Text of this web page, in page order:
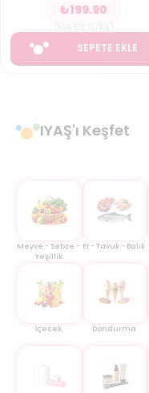
₺199.90
SEPETE EKLE
IYAŞ'ı Keşfet
Meyve - Sebze -
Yeşillik
Et - Tavuk - Balık
İçecek Dondurma